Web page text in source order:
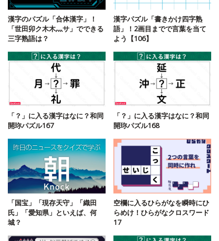
漢字のパズル「合体漢字」！
「世田卯ク木木灬サ」でできる
三字熟語は？
漢字パズル「書きかけ四字熟
語」！2画目までで言葉を当て
よう【106】
「？」に入る漢字はなに？和同
開珎パズル167
「？」に入る漢字はなに？和同
開珎パズル168
「国宝」「現存天守」「織田
氏」「愛知県」といえば、何
城？
空欄に入るひらがなを瞬時にひ
らめけ！ひらがなクロスワード
17